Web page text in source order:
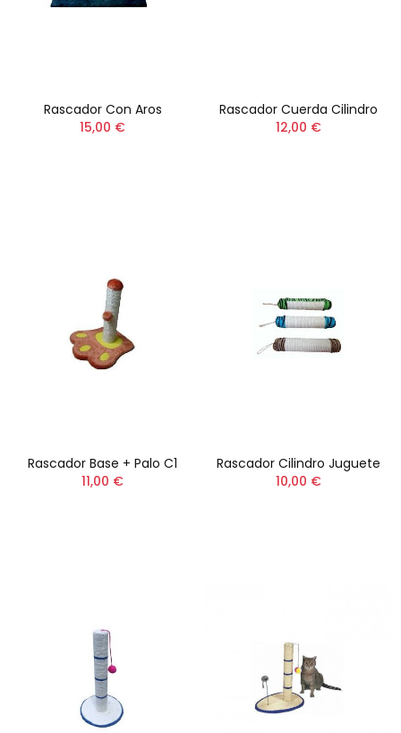
Rascador Con Aros
15,00 €
Rascador Cuerda Cilindro
12,00 €
Rascador Base + Palo C1
11,00 €
Rascador Cilindro Juguete
10,00 €